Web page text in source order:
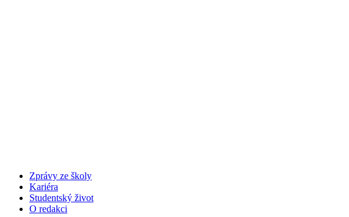
Zprávy ze školy
Kariéra
Studentský život
O redakci